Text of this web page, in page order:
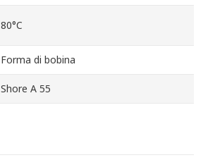
80°C
Forma di bobina
Shore A 55